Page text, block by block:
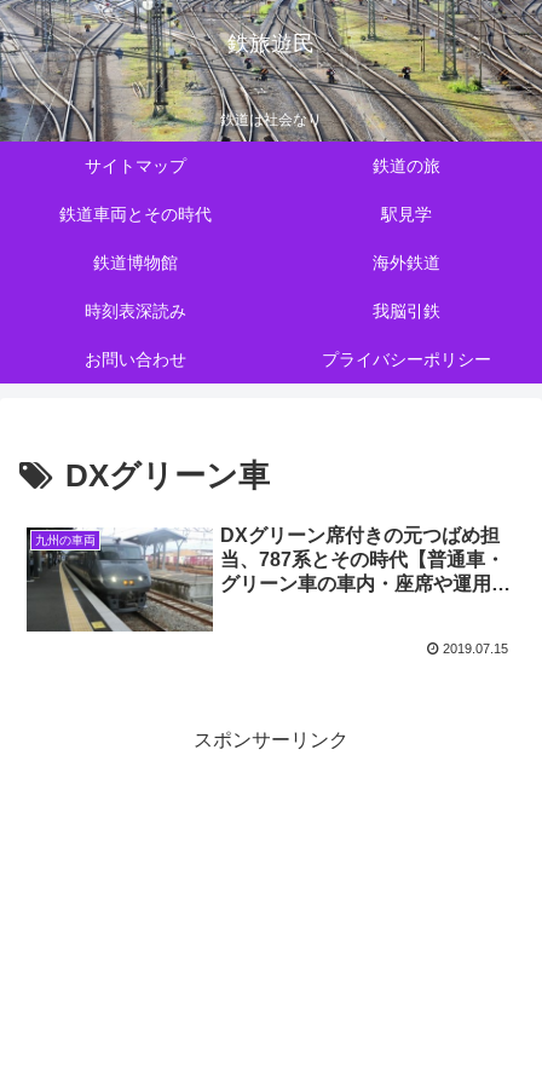
鉄旅遊民
鉄道は社会なり
サイトマップ 鉄道の旅
鉄道車両とその時代 駅見学
鉄道博物館 海外鉄道
時刻表深読み 我脳引鉄
お問い合わせ プライバシーポリシー
DXグリーン車
九州の車両
DXグリーン席付きの元つばめ担
当、787系とその時代【普通車・
グリーン車の車内・座席や運用な
2019.07.15
スポンサーリンク